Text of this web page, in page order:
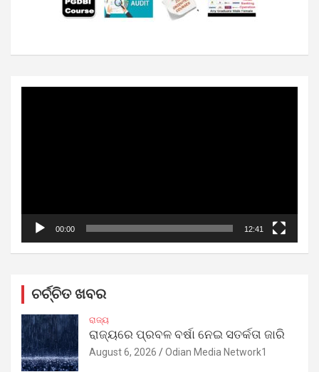
00:00 12:41
ଚର୍ଚ୍ଚିତ ଖବର
ରାଜ୍ୟ
ରାଜ୍ୟରେ ପ୍ରବଳ ବର୍ଷା ନେଇ ସତର୍କତା ଜାରି
August 6, 2026 Odian Media Network1